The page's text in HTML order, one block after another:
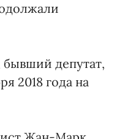
депутат,
2018 года на